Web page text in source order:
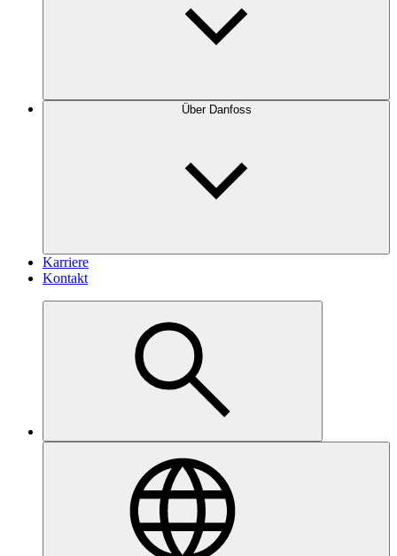
Über Danfoss
Karriere
Kontakt